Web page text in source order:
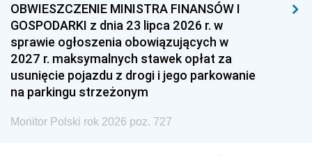
OBWIESZCZENIE MINISTRA FINANSÓW I
GOSPODARKI z dnia 23 lipca 2026 r. w
sprawie ogłoszenia obowiązujących w
2027 r. maksymalnych stawek opłat za
usunięcie pojazdu z drogi i jego parkowanie
na parkingu strzeżonym
Monitor Polski rok 2026 poz. 727